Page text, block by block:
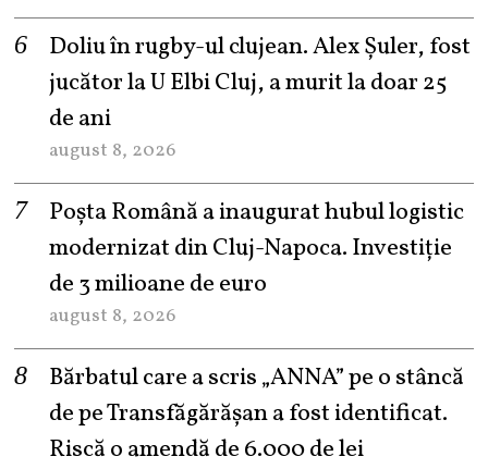
Doliu în rugby-ul clujean. Alex Șuler, fost
jucător la U Elbi Cluj, a murit la doar 25
de ani
august 8, 2026
Poșta Română a inaugurat hubul logistic
modernizat din Cluj-Napoca. Investiție
de 3 milioane de euro
august 8, 2026
Bărbatul care a scris „ANNA” pe o stâncă
de pe Transfăgărășan a fost identificat.
Riscă o amendă de 6.000 de lei